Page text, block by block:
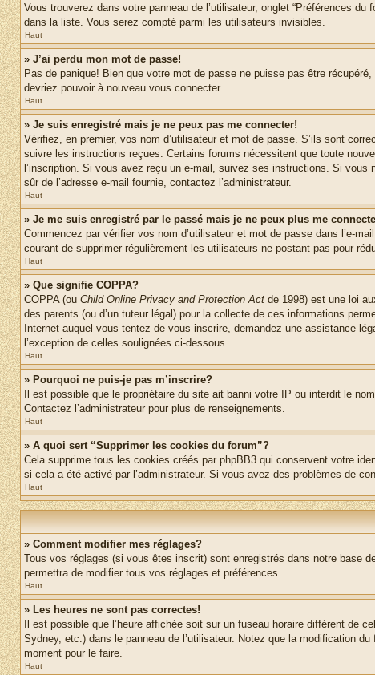
Vous trouverez dans votre panneau de l’utilisateur, onglet “Préférences du
dans la liste. Vous serez compté parmi les utilisateurs invisibles.
Haut
» J’ai perdu mon mot de passe!
Pas de panique! Bien que votre mot de passe ne puisse pas être
devriez pouvoir à nouveau vous connecter.
Haut
» Je suis enregistré mais je ne peux pas me connecter!
Vérifiez, en premier, vos nom d’utilisateur et mot de passe. S’ils sont
suivre les instructions reçues. Certains forums nécessitent que toute
l’inscription. Si vous avez reçu un e-mail, suivez ses instructions. Si vous
sûr de l’adresse e-mail fournie, contactez l’administrateur.
Haut
» Je me suis enregistré par le passé mais je ne peux plus me
Commencez par vérifier vos nom d’utilisateur et mot de passe dans l’e-
courant de supprimer régulièrement les utilisateurs ne postant pas pour
Haut
» Que signifie COPPA?
COPPA (ou Child Online Privacy and Protection Act de 1998) est une loi
des parents (ou d’un tuteur légal) pour la collecte de ces informations
Internet auquel vous tentez de vous inscrire, demandez une assistance
l’exception de celles soulignées ci-dessous.
Haut
» Pourquoi ne puis-je pas m’inscrire?
Il est possible que le propriétaire du site ait banni votre IP ou interdit le
Contactez l’administrateur pour plus de renseignements.
Haut
» A quoi sert “Supprimer les cookies du forum”?
Cela supprime tous les cookies créés par phpBB3 qui conservent votre
si cela a été activé par l’administrateur. Si vous avez des problèmes de
Haut
» Comment modifier mes réglages?
Tous vos réglages (si vous êtes inscrit) sont enregistrés dans notre base
permettra de modifier tous vos réglages et préférences.
Haut
» Les heures ne sont pas correctes!
Il est possible que l’heure affichée soit sur un fuseau horaire différent
Sydney, etc.) dans le panneau de l’utilisateur. Notez que la modification
moment pour le faire.
Haut